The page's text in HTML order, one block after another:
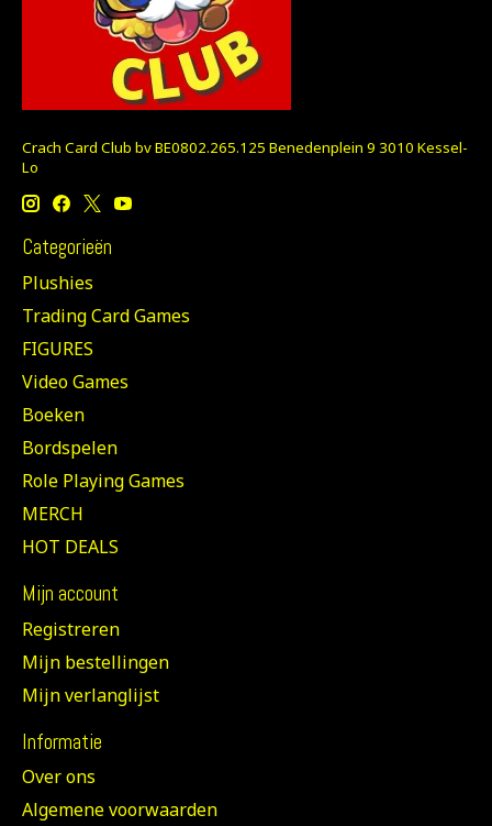
Crach Card Club bv BE0802.265.125 Benedenplein 9 3010 Kessel-
Lo
Categorieën
Plushies
Trading Card Games
FIGURES
Video Games
Boeken
Bordspelen
Role Playing Games
MERCH
HOT DEALS
Mijn account
Registreren
Mijn bestellingen
Mijn verlanglijst
Informatie
Over ons
Algemene voorwaarden